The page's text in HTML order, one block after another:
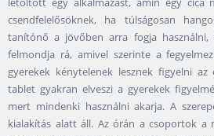
csendfelelősöknek, ha túlságosan
tanítónő a jövőben arra fogja használni,
felmondja rá, amivel szerinte a
gyerekek kénytelenek lesznek figyelni az
tablet gyakran elveszi a gyerekek
mert mindenki használni akarja. A
kialakítás alatt áll. Az órán a csoportok